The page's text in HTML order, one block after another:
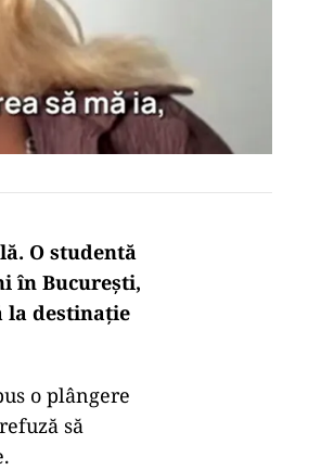
O studentă
în București,
la destinație
o plângere
să